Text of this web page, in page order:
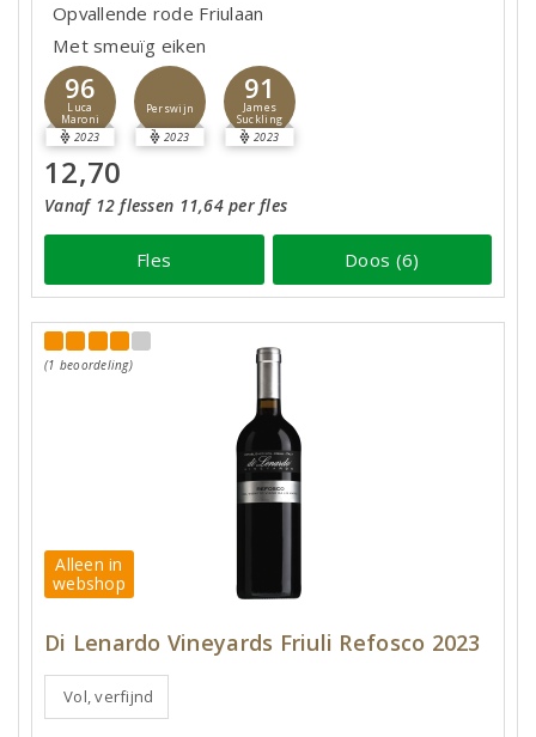
Opvallende rode Friulaan
Met smeuïg eiken
96
Luca
Maroni
2023
Perswijn
2023
91
James
Suckling
2023
12,70
Vanaf 12 flessen 11,64 per fles
Fles Doos (6)
(1 beoordeling)
Alleen in
webshop
Di Lenardo Vineyards Friuli Refosco 2023
Vol, verfijnd